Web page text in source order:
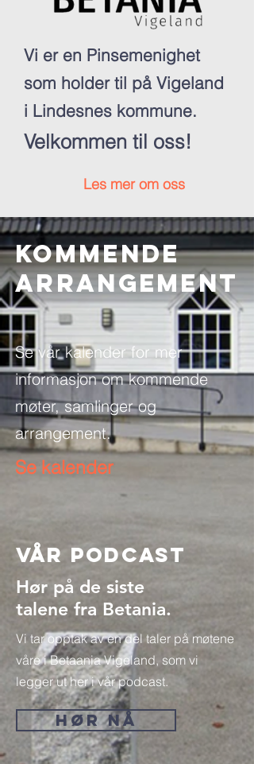
Vi er en Pinsemenighet
som holder til på Vigeland
i Lindesnes kommune.
Velkommen til oss!
Les mer om oss
Kommende
ARRANGEMENT
Se vår kalender for mer
informasjon om kommende
møter, samlinger og
arrangement.
Se kalender
Vår Podcast
Hør på de siste
talene fra Betania.
Vi tar opptak av en del taler på møtene
våre i Betaania Vigeland, som vi
legger ut her i vår podcast.
HØR NÅ